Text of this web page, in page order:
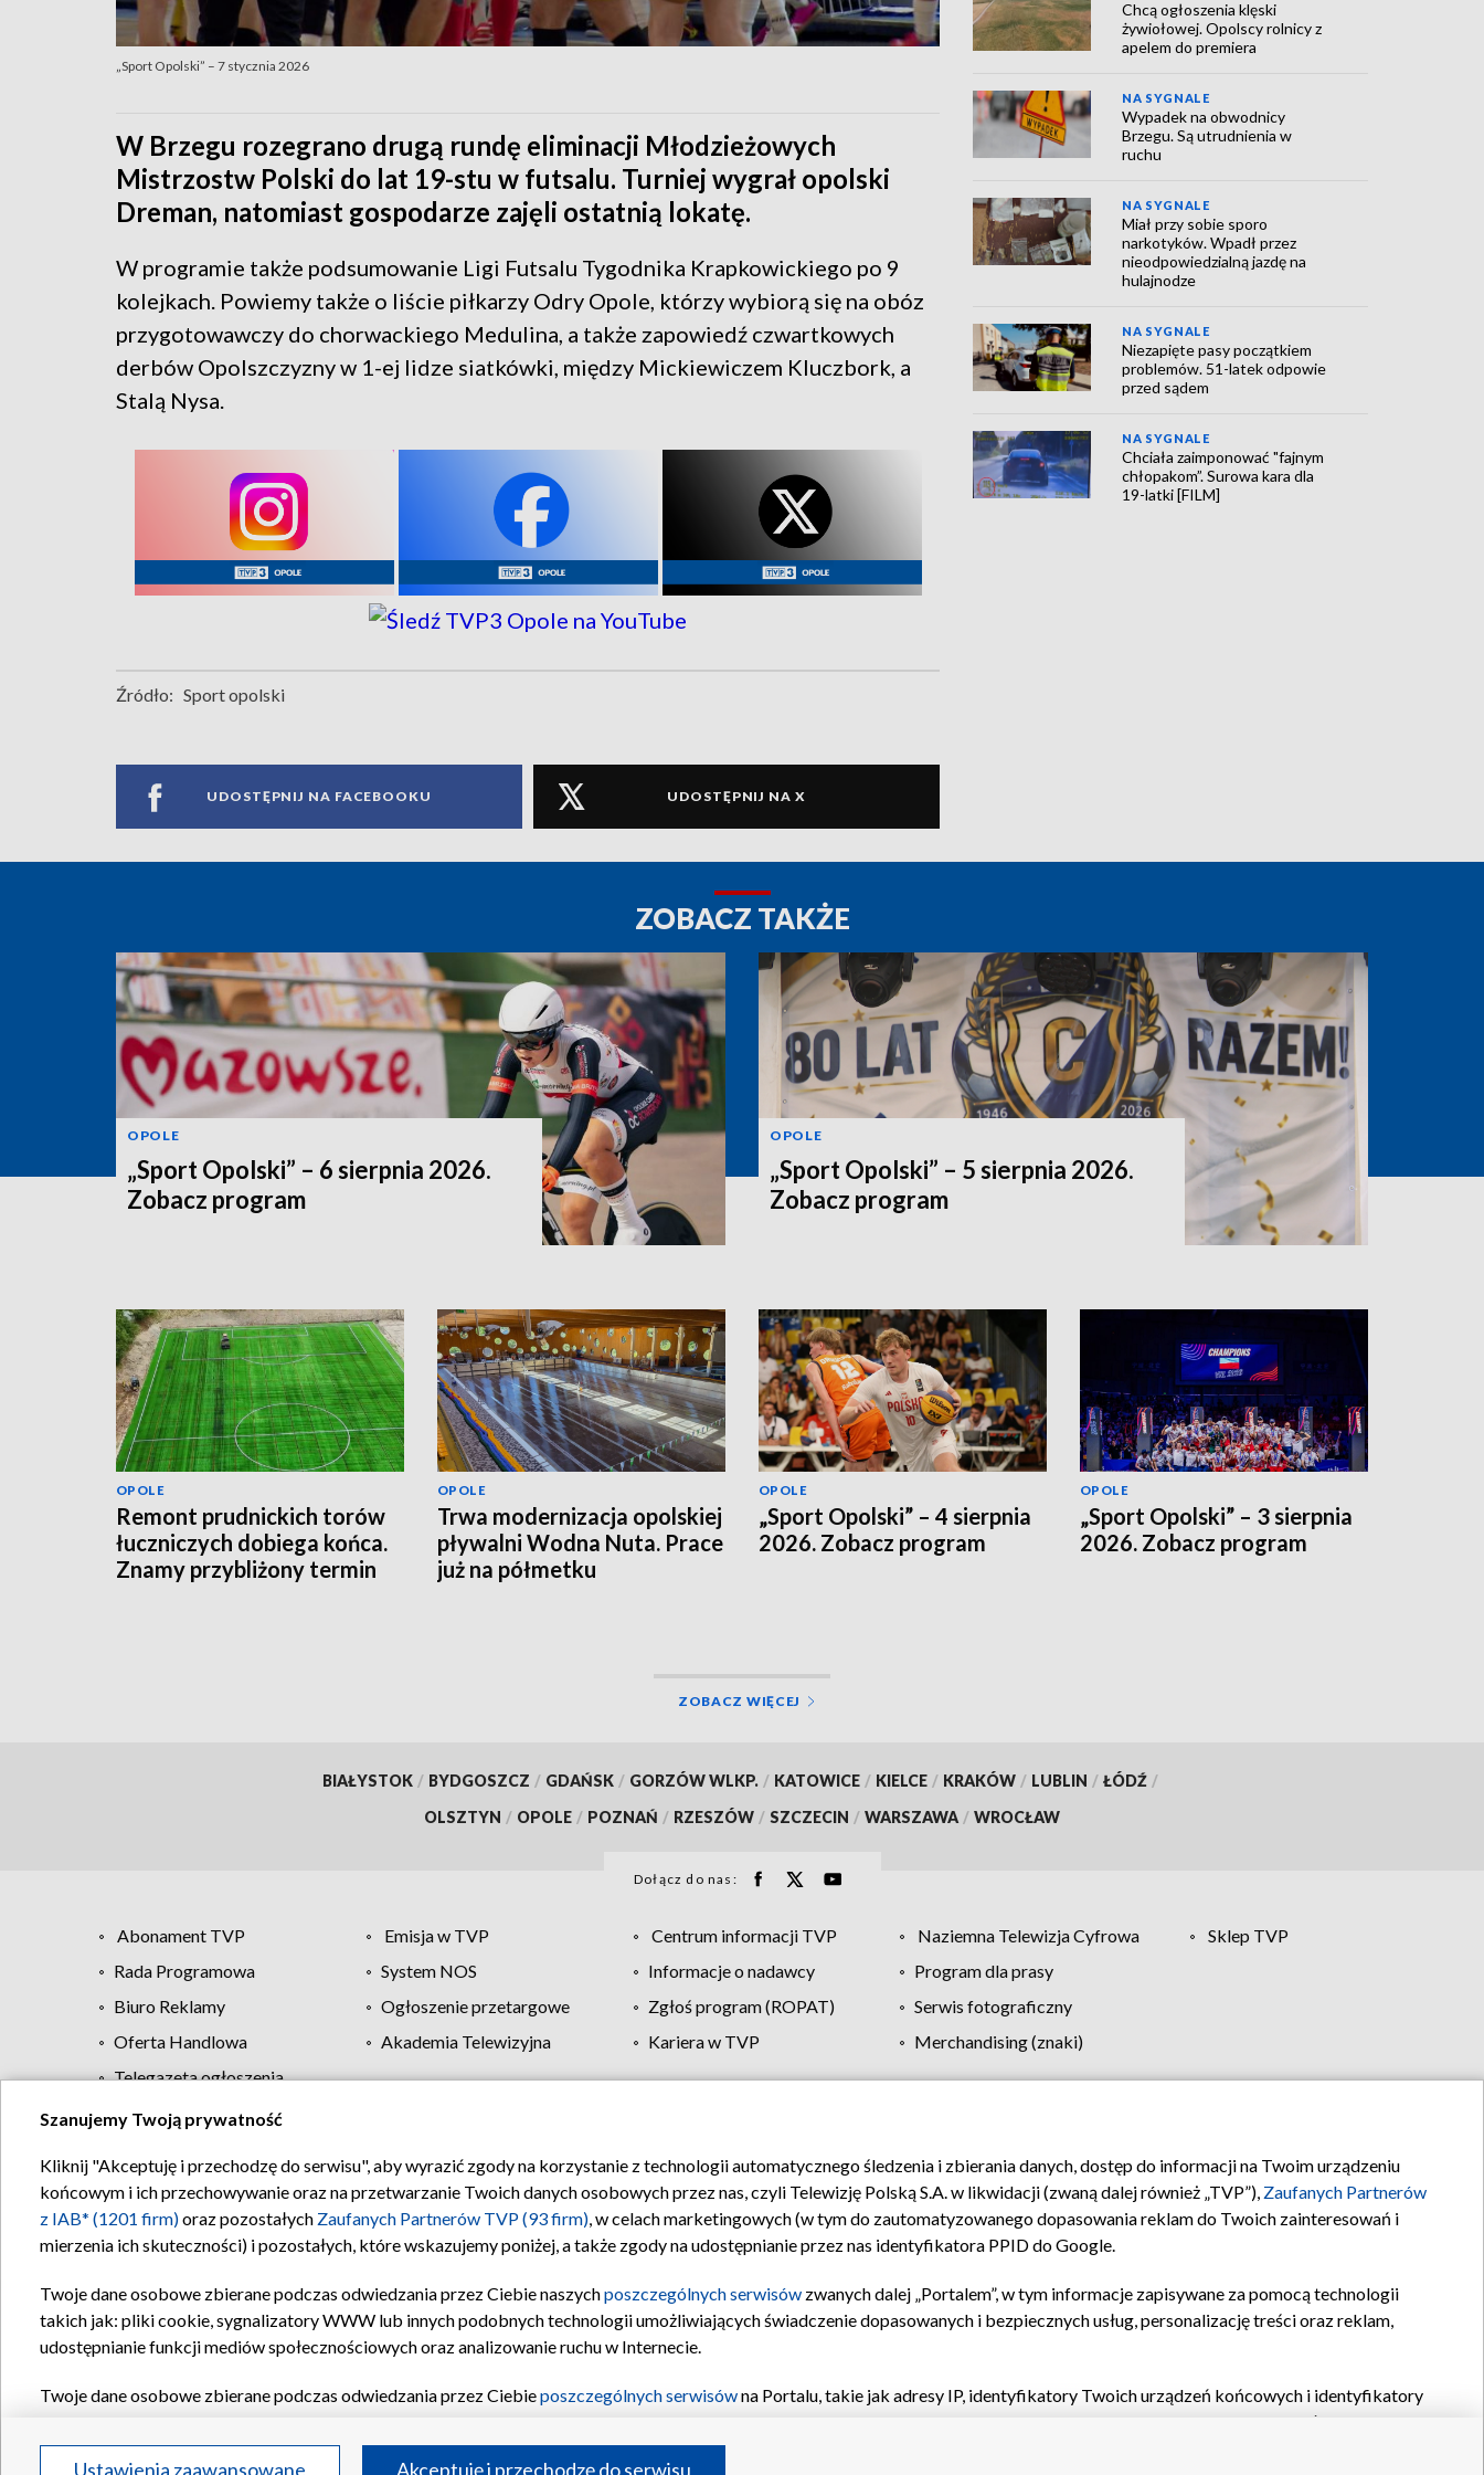
„Sport Opolski” – 7 stycznia 2026
W Brzegu rozegrano drugą rundę eliminacji Młodzieżowych
Mistrzostw Polski do lat 19-stu w futsalu. Turniej wygrał opolski
Dreman, natomiast gospodarze zajęli ostatnią lokatę.
W programie także podsumowanie Ligi Futsalu Tygodnika Krapkowickiego po 9
kolejkach. Powiemy także o liście piłkarzy Odry Opole, którzy wybiorą się na obóz
przygotowawczy do chorwackiego Medulina, a także zapowiedź czwartkowych
derbów Opolszczyzny w 1-ej lidze siatkówki, między Mickiewiczem Kluczbork, a
Stalą Nysa.
Źródło: Sport opolski
UDOSTĘPNIJ NA FACEBOOKU UDOSTĘPNIJ NA X
Chcą ogłoszenia klęski
żywiołowej. Opolscy rolnicy z
apelem do premiera
NA SYGNALE
Wypadek na obwodnicy
Brzegu. Są utrudnienia w
ruchu
NA SYGNALE
Miał przy sobie sporo
narkotyków. Wpadł przez
nieodpowiedzialną jazdę na
hulajnodze
NA SYGNALE
Niezapięte pasy początkiem
problemów. 51-latek odpowie
przed sądem
NA SYGNALE
Chciała zaimponować "fajnym
chłopakom”. Surowa kara dla
19-latki [FILM]
ZOBACZ TAKŻE
OPOLE
„Sport Opolski” – 6 sierpnia 2026.
Zobacz program
OPOLE
„Sport Opolski” – 5 sierpnia 2026.
Zobacz program
OPOLE
Remont prudnickich torów
łuczniczych dobiega końca.
Znamy przybliżony termin
OPOLE
Trwa modernizacja opolskiej
pływalni Wodna Nuta. Prace
już na półmetku
OPOLE
„Sport Opolski” – 4 sierpnia
2026. Zobacz program
OPOLE
„Sport Opolski” – 3 sierpnia
2026. Zobacz program
ZOBACZ WIĘCEJ
BIAŁYSTOK / BYDGOSZCZ / GDAŃSK / GORZÓW WLKP. / KATOWICE / KIELCE / KRAKÓW / LUBLIN / ŁÓDŹ /
OLSZTYN / OPOLE / POZNAŃ / RZESZÓW / SZCZECIN / WARSZAWA / WROCŁAW
Dołącz do nas:
Abonament TVP Emisja w TVP Centrum informacji TVP Naziemna Telewizja Cyfrowa
Sklep TVP
Rada Programowa
System NOS Informacje o nadawcy
Program dla prasy
Biuro Reklamy
Ogłoszenie przetargowe Zgłoś program (ROPAT)
Serwis fotograficzny
Oferta Handlowa
Akademia Telewizyjna Kariera w TVP
Merchandising (znaki)
Telegazeta ogłoszenia
Regulamin TVP Polityka prywatności Moje zgody Pomoc Biuro reklamy Kontakt
Szanujemy Twoją prywatność
Kliknij "Akceptuję i przechodzę do serwisu", aby wyrazić zgody na korzystanie z technologii automatycznego śledzenia i zbierania danych, dostęp do informacji na Twoim urządzeniu
końcowym i ich przechowywanie oraz na przetwarzanie Twoich danych osobowych przez nas, czyli Telewizję Polską S.A. w likwidacji (zwaną dalej również „TVP”), Zaufanych Partnerów
z IAB* (1201 firm)oraz pozostałych Zaufanych Partnerów TVP (93 firm), w celach marketingowych (w tym do zautomatyzowanego dopasowania reklam do Twoich zainteresowań i
mierzenia ich skuteczności) i pozostałych, które wskazujemy poniżej, a także zgody na udostępnianie przez nas identyfikatora PPID do Google.
Twoje dane osobowe zbierane podczas odwiedzania przez Ciebie naszychposzczególnych serwisów zwanych dalej „Portalem”, w tym informacje zapisywane za pomocą technologii
takich jak: pliki cookie, sygnalizatory WWW lub innych podobnych technologii umożliwiających świadczenie dopasowanych i bezpiecznych usług, personalizację treści oraz reklam,
udostępnianie funkcji mediów społecznościowych oraz analizowanie ruchu w Internecie.
Twoje dane osobowe zbierane podczas odwiedzania przez Ciebieposzczególnych serwisówna Portalu, takie jak adresy IP, identyfikatory Twoich urządzeń końcowych i identyfikatory
oraz pozostałych
Partnerów TVPdla realizacji następujących celów i funkcji: przechowywania informacji na urządzeniu lub dostęp do nich, wyboru podstawowych reklam, wyboru spersonalizowanych
Ustawienia zaawansowane Akceptuję i przechodzę do serwisu